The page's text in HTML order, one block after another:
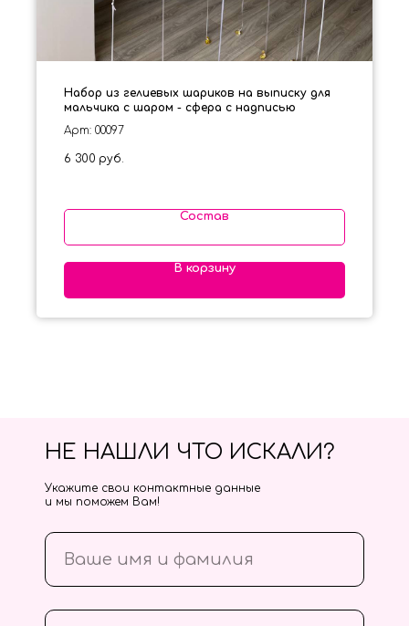
Набор из гелиевых шариков на выписку для
мальчика с шаром - сфера с надписью
Арт: 00097
6 300 руб.
Состав
В корзину
НЕ НАШЛИ ЧТО ИСКАЛИ?
Укажите свои контактные данные
и мы поможем Вам!